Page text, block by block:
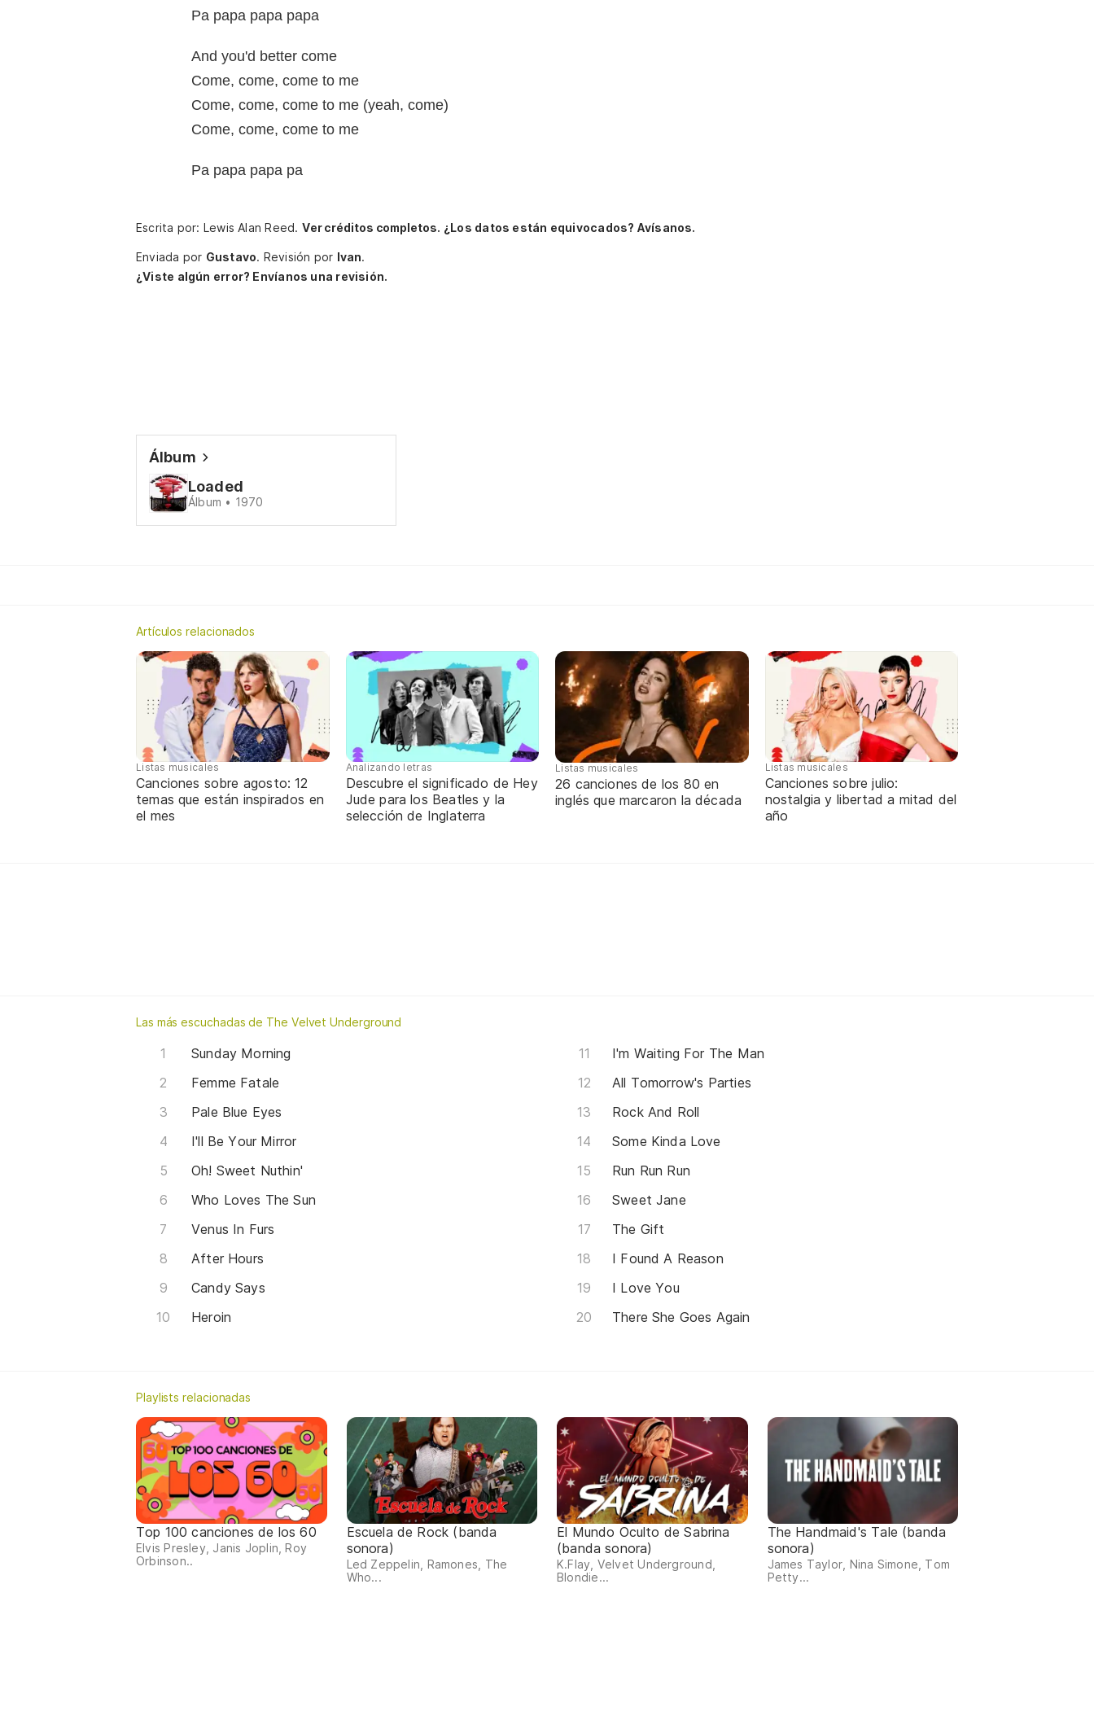
Pa papa papa papa
And you'd better come
Come, come, come to me
Come, come, come to me (yeah, come)
Come, come, come to me
Pa papa papa pa
Escrita por: Lewis Alan Reed. Ver créditos completos. ¿Los datos están equivocados? Avísanos.
Enviada por Gustavo. Revisión por Ivan.
¿Viste algún error? Envíanos una revisión.
Álbum
Loaded
Álbum • 1970
Artículos relacionados
Listas musicales
Canciones sobre agosto: 12
temas que están inspirados en
el mes
Analizando letras
Descubre el significado de Hey
Jude para los Beatles y la
selección de Inglaterra
Listas musicales
26 canciones de los 80 en
inglés que marcaron la década
Listas musicales
Canciones sobre julio:
nostalgia y libertad a mitad del
año
Las más escuchadas de The Velvet Underground
Sunday Morning
Femme Fatale
Pale Blue Eyes
I'll Be Your Mirror
Oh! Sweet Nuthin'
Who Loves The Sun
Venus In Furs
After Hours
Candy Says
Heroin
I'm Waiting For The Man
All Tomorrow's Parties
Rock And Roll
Some Kinda Love
Run Run Run
Sweet Jane
The Gift
I Found A Reason
I Love You
There She Goes Again
Playlists relacionadas
Top 100 canciones de los 60
Elvis Presley, Janis Joplin, Roy
Orbinson..
Escuela de Rock (banda
sonora)
Led Zeppelin, Ramones, The
Who...
El Mundo Oculto de Sabrina
(banda sonora)
K.Flay, Velvet Underground,
Blondie...
The Handmaid's Tale (banda
sonora)
James Taylor, Nina Simone, Tom
Petty...